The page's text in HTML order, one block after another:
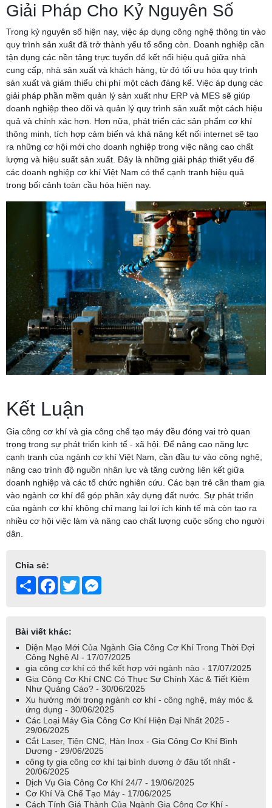
Giải Pháp Cho Kỷ Nguyên Số
Trong kỷ nguyên số hiện nay, việc áp dụng công nghệ thông tin vào
quy trình sản xuất đã trở thành yếu tố sống còn. Doanh nghiệp cần
tận dụng các nền tảng trực tuyến để kết nối hiệu quả giữa nhà
cung cấp, nhà sản xuất và khách hàng, từ đó tối ưu hóa quy trình
sản xuất và giảm thiểu chi phí một cách đáng kể. Việc áp dụng các
giải pháp phần mềm quản lý sản xuất như ERP và MES sẽ giúp
doanh nghiệp theo dõi và quản lý quy trình sản xuất một cách hiệu
quả và chính xác hơn. Hơn nữa, phát triển các sản phẩm cơ khí
thông minh, tích hợp cảm biến và khả năng kết nối internet sẽ tạo
ra những cơ hội mới cho doanh nghiệp trong việc nâng cao chất
lượng và hiệu suất sản xuất. Đây là những giải pháp thiết yếu để
các doanh nghiệp cơ khí Việt Nam có thể cạnh tranh hiệu quả
trong bối cảnh toàn cầu hóa hiện nay.
Kết Luận
Gia công cơ khí và gia công chế tạo máy đều đóng vai trò quan
trọng trong sự phát triển kinh tế - xã hội. Để nâng cao năng lực
cạnh tranh của ngành cơ khí Việt Nam, cần đầu tư vào công nghệ,
nâng cao trình độ nguồn nhân lực và tăng cường liên kết giữa
doanh nghiệp và các tổ chức nghiên cứu. Các bạn trẻ cần tham gia
vào ngành cơ khí để góp phần xây dựng đất nước. Sự phát triển
của ngành cơ khí không chỉ mang lại lợi ích kinh tế mà còn tạo ra
nhiều cơ hội việc làm và nâng cao chất lượng cuộc sống cho người
dân.
Chia sẻ:
Share Facebook
Twitter
Bài viết khác:
Diện Mạo Mới Của Ngành Gia Công Cơ Khí Trong Thời Đợi
Công Nghệ AI - 17/07/2025
gia công cơ khí có thể kết hợp với ngành nào - 17/07/2025
Gia Công Cơ Khí CNC Có Thực Sự Chính Xác & Tiết Kiệm
Như Quảng Cáo? - 30/06/2025
Xu hướng mới trong ngành cơ khí - công nghệ, máy móc &
ứng dụng - 30/06/2025
Các Loại Máy Gia Công Cơ Khí Hiện Đại Nhất 2025 -
29/06/2025
Cắt Laser, Tiện CNC, Hàn Inox - Gia Công Cơ Khí Bình
Dương - 29/06/2025
công ty gia công cơ khí tại bình dương ở đâu tốt nhất -
20/06/2025
Dịch Vụ Gia Công Cơ Khí 24/7 - 19/06/2025
Cơ Khí Và Chế Tạo Máy - 17/06/2025
Cách Tính Giá Thành Của Ngành Gia Công Cơ Khí -